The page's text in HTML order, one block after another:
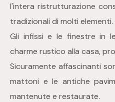
l'intera ristrutturazione
tradizionali di molti elementi.
Gli infissi e le finestre in
charme rustico alla casa,
Sicuramente affascinanti
mattoni e le antiche
mantenute e restaurate.
Qualsiasi